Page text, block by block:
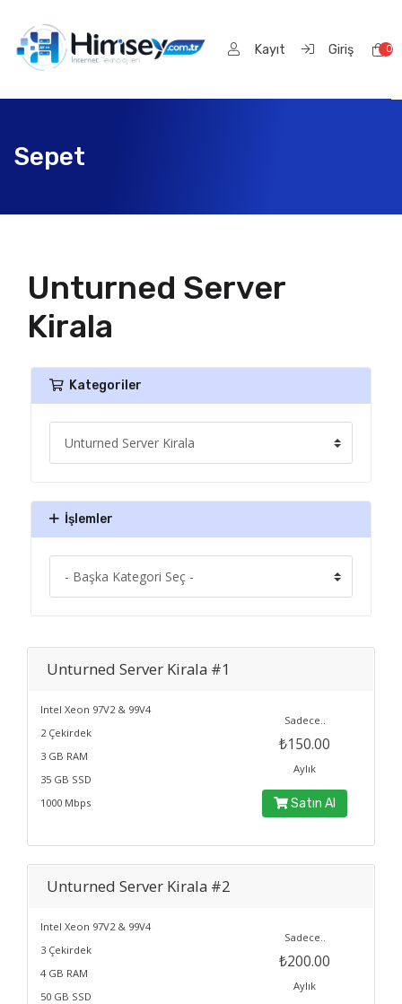
Kayıt Giriş 0
Sepet
Unturned Server
Kirala
Kategoriler
İşlemler
Unturned Server Kirala #1
Intel Xeon 97V2 & 99V4
2 Çekirdek
3 GB RAM
35 GB SSD
1000 Mbps
Sadece..
₺150.00
Aylık
Satın Al
Unturned Server Kirala #2
Intel Xeon 97V2 & 99V4
3 Çekirdek
4 GB RAM
50 GB SSD
Sadece..
₺200.00
Aylık